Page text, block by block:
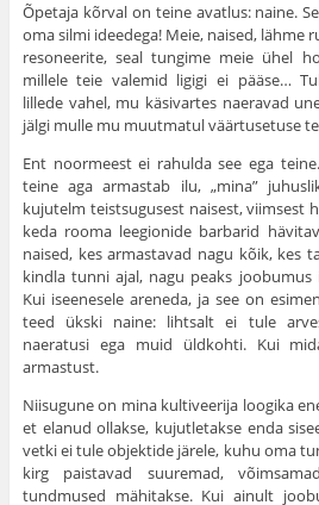
Õpetaja kõrval on teine avatlus: naine.
oma silmi ideedega! Meie, naised, lähme
resoneerite, seal tungime meie ühel
millele teie valemid ligigi ei pääse…
lillede vahel, mu käsivartes naeravad
jälgi mulle mu muutmatul väärtusetuse
Ent noormeest ei rahulda see ega
teine aga armastab ilu, „mina”
kujutelm teistsugusest naisest, viimsest
keda rooma leegionide barbarid
naised, kes armas­tavad nagu kõik, kes
kindla tunni ajal, nagu peaks joobumus
Kui iseenesele areneda, ja see on
teed ükski naine: lihtsalt ei tule
naeratusi ega muid üldkohti. Kui
armastust.
Niisugune on mina kultiveerija loogika
et elanud ollakse, kujutletakse enda
vetki ei tule objektide järele, kuhu oma
kirg paistavad suuremad,
tundmused mähitakse. Kui ainult